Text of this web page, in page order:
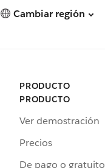
Cambiar región
PRODUCTO
PRODUCTO
Ver demostración
Precios
De pago o gratuito